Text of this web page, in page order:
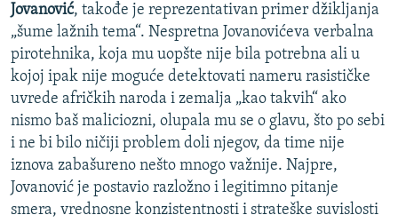
Jovanović, takođe je reprezentativan primer džikljanja
„šume lažnih tema“. Nespretna Jovanovićeva verbalna
pirotehnika, koja mu uopšte nije bila potrebna ali u
kojoj ipak nije moguće detektovati nameru rasističke
uvrede afričkih naroda i zemalja „kao takvih“ ako
nismo baš maliciozni, olupala mu se o glavu, što po sebi
i ne bi bilo ničiji problem doli njegov, da time nije
iznova zabašureno nešto mnogo važnije. Najpre,
Jovanović je postavio razložno i legitimno pitanje
smera, vrednosne konzistentnosti i strateške suvislosti